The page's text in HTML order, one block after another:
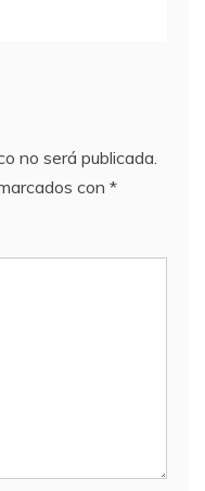
no será publicada.
con *